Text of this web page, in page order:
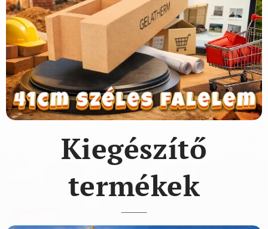
Kiegészítő
termékek